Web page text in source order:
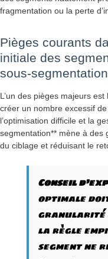
fragmentation ou la perte
Pièges courants
initiale des
sous-segmentation
L’un des pièges majeurs
créer un nombre excessif
l’optimisation difficile et la
segmentation** mène à des
du ciblage et réduisant le
Conseil
optimale
granularité
la règle
segment ne